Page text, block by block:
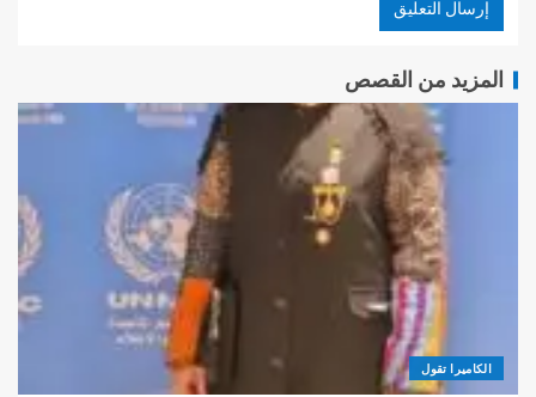
المزيد من القصص
الكاميرا تقول